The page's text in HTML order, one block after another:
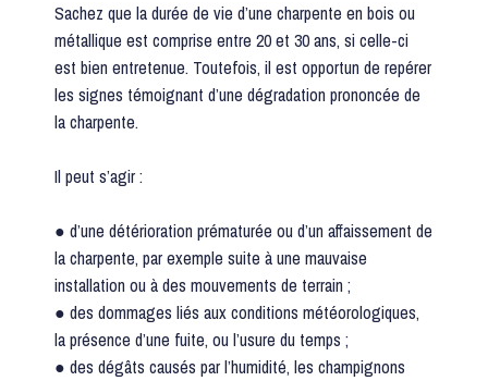
Sachez que la durée de vie d’une charpente en bois ou
métallique est comprise entre 20 et 30 ans, si celle-ci
est bien entretenue. Toutefois, il est opportun de repérer
les signes témoignant d’une dégradation prononcée de
la charpente.
Il peut s’agir :
● d’une détérioration prématurée ou d’un affaissement de
la charpente, par exemple suite à une mauvaise
installation ou à des mouvements de terrain ;
● des dommages liés aux conditions météorologiques,
la présence d’une fuite, ou l’usure du temps ;
● des dégâts causés par l’humidité, les champignons